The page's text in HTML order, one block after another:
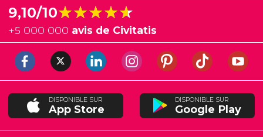
9,10/10★★★★★
★★★★★
+5 000 000 avis de Civitatis
DISPONIBLE SUR
App Store
DISPONIBLE SUR
Google Play